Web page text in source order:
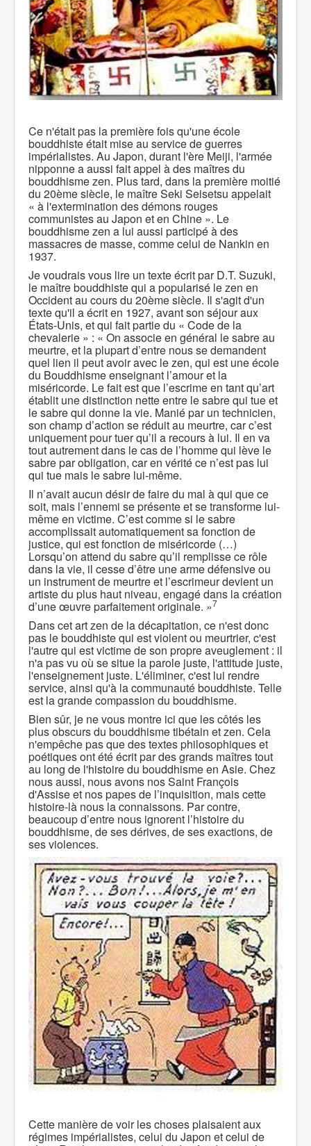
Ce n'était pas la première fois qu'une école
bouddhiste était mise au service de guerres
impérialistes. Au Japon, durant l'ère Meiji, l'armée
nipponne a aussi fait appel à des maîtres du
bouddhisme zen. Plus tard, dans la première moitié
du 20ème siècle, le maître Seki Seisetsu appelait
« à l'extermination des démons rouges
communistes au Japon et en Chine ». Le
bouddhisme zen a lui aussi participé à des
massacres de masse, comme celui de Nankin en
1937.
Je voudrais vous lire un texte écrit par D.T. Suzuki,
le maître bouddhiste qui a popularisé le zen en
Occident au cours du 20ème siècle. Il s'agit d'un
texte qu'il a écrit en 1927, avant son séjour aux
États-Unis, et qui fait partie du « Code de la
chevalerie » : « On associe en général le sabre au
meurtre, et la plupart d’entre nous se demandent
quel lien il peut avoir avec le zen, qui est une école
du Bouddhisme enseignant l’amour et la
miséricorde. Le fait est que l’escrime en tant qu’art
établit une distinction nette entre le sabre qui tue et
le sabre qui donne la vie. Manié par un technicien,
son champ d’action se réduit au meurtre, car c’est
uniquement pour tuer qu’il a recours à lui. Il en va
tout autrement dans le cas de l’homme qui lève le
sabre par obligation, car en vérité ce n’est pas lui
qui tue mais le sabre lui-même.
Il n’avait aucun désir de faire du mal à qui que ce
soit, mais l’ennemi se présente et se transforme lui-
même en victime. C’est comme si le sabre
accomplissait automatiquement sa fonction de
justice, qui est fonction de miséricorde (…)
Lorsqu’on attend du sabre qu’il remplisse ce rôle
dans la vie, il cesse d’être une arme défensive ou
un instrument de meurtre et l’escrimeur devient un
artiste du plus haut niveau, engagé dans la création
d’une œuvre parfaitement originale. »7
Dans cet art zen de la décapitation, ce n'est donc
pas le bouddhiste qui est violent ou meurtrier, c'est
l'autre qui est victime de son propre aveuglement : il
n'a pas vu où se situe la parole juste, l'attitude juste,
l'enseignement juste. L'éliminer, c'est lui rendre
service, ainsi qu'à la communauté bouddhiste. Telle
est la grande compassion du bouddhisme.
Bien sûr, je ne vous montre ici que les côtés les
plus obscurs du bouddhisme tibétain et zen. Cela
n'empêche pas que des textes philosophiques et
poétiques ont été écrit par des grands maîtres tout
au long de l'histoire du bouddhisme en Asie. Chez
nous aussi, nous avons nos Saint François
d'Assise et nos papes de l’inquisition, mais cette
histoire-là nous la connaissons. Par contre,
beaucoup d’entre nous ignorent l’histoire du
bouddhisme, de ses dérives, de ses exactions, de
ses violences.
Cette manière de voir les choses plaisaient aux
régimes impérialistes, celui du Japon et celui de